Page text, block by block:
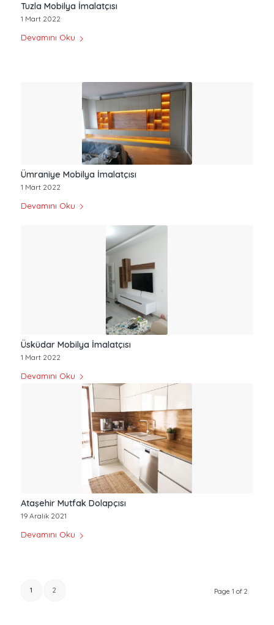
Tuzla Mobilya İmalatçısı
1 Mart 2022
Devamını Oku
Ümraniye Mobilya İmalatçısı
1 Mart 2022
Devamını Oku
Üsküdar Mobilya İmalatçısı
1 Mart 2022
Devamını Oku
Ataşehir Mutfak Dolapçısı
19 Aralık 2021
Devamını Oku
Page 1 of 2
1 2